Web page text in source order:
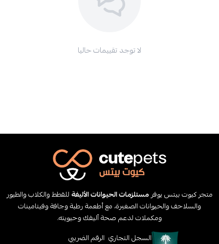
لا توجد تقييمات حاليا
متجر كيوت بيتس يوفر مستلزمات الحيوانات الأليفةللقطط والكلاب والطيور
والسلاحف والحيوانات الصغيرة، مع أطعمة رطبة وجافة وفيتامينات
ومكملات لدعم صحة أليفك وحيويته.
السجل التجاري الرقم الضريبي